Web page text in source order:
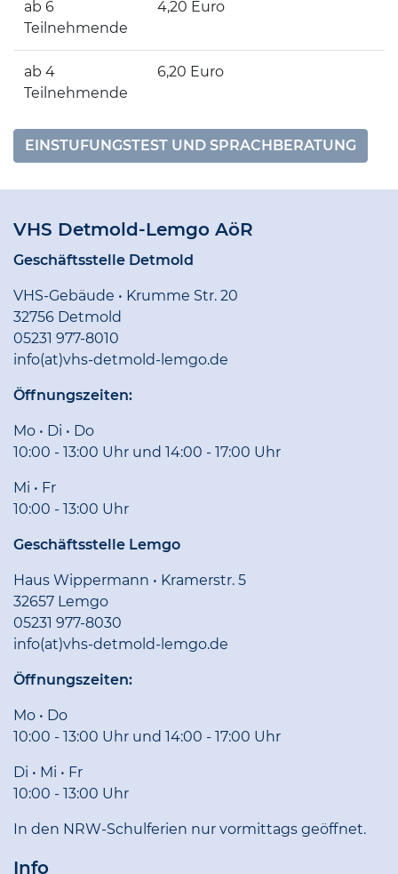
ab 6
Teilnehmende
4,20 Euro
ab 4
Teilnehmende
6,20 Euro
EINSTUFUNGSTEST UND SPRACHBERATUNG
VHS Detmold-Lemgo AöR
Geschäftsstelle Detmold
VHS-Gebäude • Krumme Str. 20
32756 Detmold
05231 977-8010
info(at)vhs-detmold-lemgo.de
Öffnungszeiten:
Mo • Di • Do
10:00 - 13:00 Uhr und 14:00 - 17:00 Uhr
Mi • Fr
10:00 - 13:00 Uhr
Geschäftsstelle Lemgo
Haus Wippermann • Kramerstr. 5
32657 Lemgo
05231 977-8030
info(at)vhs-detmold-lemgo.de
Öffnungszeiten:
Mo • Do
10:00 - 13:00 Uhr und 14:00 - 17:00 Uhr
Di • Mi • Fr
10:00 - 13:00 Uhr
In den NRW-Schulferien nur vormittags geöffnet.
Info